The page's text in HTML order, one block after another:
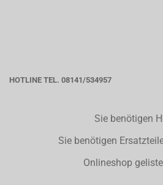
HOTLINE TEL. 08141/534957
Sie benötigen
Sie benötigen
Onlineshop